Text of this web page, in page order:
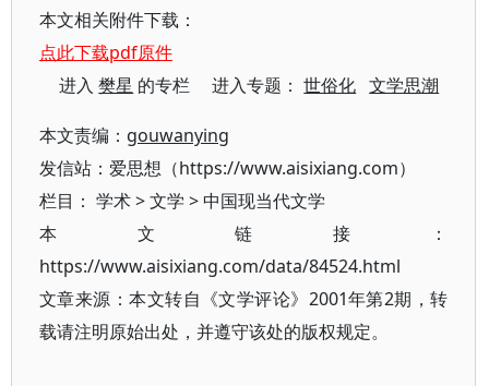
本文相关附件下载：
点此下载pdf原件
进入樊星 的专栏 进入专题：世俗化 文学思潮
本文责编： gouwanying
发信站：爱思想（https://www.aisixiang.com）
栏目： 学术>文学 >中国现当代文学
本文链接：
https://www.aisixiang.com/data/84524.html
文章来源：本文转自《文学评论》2001年第2期，转
载请注明原始出处，并遵守该处的版权规定。